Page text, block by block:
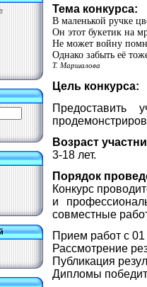
Тема конкурса:
В маленькой ручке
Он этот букетик на
Не может войну
Однако забыть её
Т. Маршалова
Цель конкурса:
Предоставить
Возраст
3-18 лет.
Порядок
Конкурс
и
совместные
Прием работ с 01
Рассмотрение
Публикация
Дипломы